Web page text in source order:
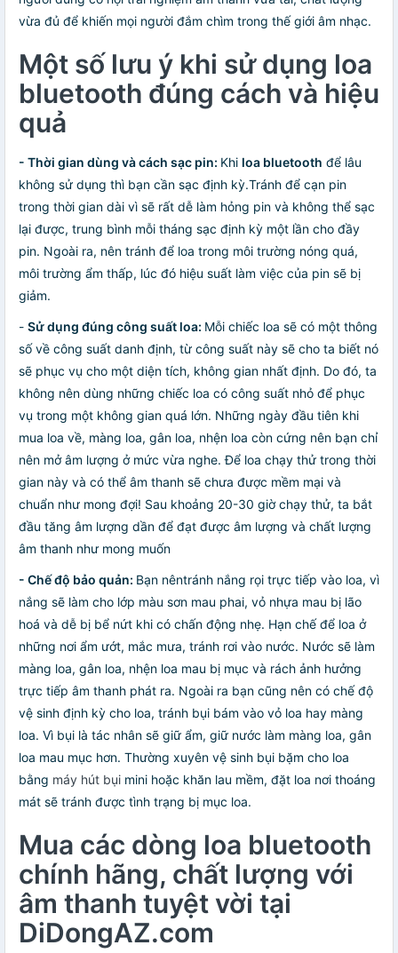
vừa đủ để khiến mọi người đắm chìm trong thế giới âm nhạc.
Một số lưu ý khi sử dụng loa
bluetooth đúng cách và hiệu
quả
- Thời gian dùng và cách sạc pin: Khi loa bluetooth để lâu
không sử dụng thì bạn cần sạc định kỳ.Tránh để cạn pin
trong thời gian dài vì sẽ rất dễ làm hỏng pin và không thể sạc
lại được, trung bình mỗi tháng sạc định kỳ một lần cho đầy
pin. Ngoài ra, nên tránh để loa trong môi trường nóng quá,
môi trường ẩm thấp, lúc đó hiệu suất làm việc của pin sẽ bị
giảm.
- Sử dụng đúng công suất loa: Mỗi chiếc loa sẽ có một thông
số về công suất danh định, từ công suất này sẽ cho ta biết nó
sẽ phục vụ cho một diện tích, không gian nhất định. Do đó, ta
không nên dùng những chiếc loa có công suất nhỏ để phục
vụ trong một không gian quá lớn. Những ngày đầu tiên khi
mua loa về, màng loa, gân loa, nhện loa còn cứng nên bạn chỉ
nên mở âm lượng ở mức vừa nghe. Để loa chạy thử trong thời
gian này và có thể âm thanh sẽ chưa được mềm mại và
chuẩn như mong đợi! Sau khoảng 20-30 giờ chạy thử, ta bắt
đầu tăng âm lượng dần để đạt được âm lượng và chất lượng
âm thanh như mong muốn
- Chế độ bảo quản: Bạn nêntránh nắng rọi trực tiếp vào loa, vì
nắng sẽ làm cho lớp màu sơn mau phai, vỏ nhựa mau bị lão
hoá và dễ bị bể nứt khi có chấn động nhẹ. Hạn chế để loa ở
những nơi ẩm ướt, mắc mưa, tránh rơi vào nước. Nước sẽ làm
màng loa, gân loa, nhện loa mau bị mục và rách ảnh hưởng
trực tiếp âm thanh phát ra. Ngoài ra bạn cũng nên có chế độ
vệ sinh định kỳ cho loa, tránh bụi bám vào vỏ loa hay màng
loa. Vì bụi là tác nhân sẽ giữ ẩm, giữ nước làm màng loa, gân
loa mau mục hơn. Thường xuyên vệ sinh bụi bặm cho loa
bằng máy hút bụi mini hoặc khăn lau mềm, đặt loa nơi thoáng
mát sẽ tránh được tình trạng bị mục loa.
Mua các dòng loa bluetooth
chính hãng, chất lượng với
âm thanh tuyệt vời tại
DiDongAZ.com